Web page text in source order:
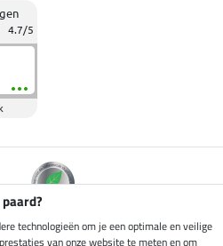
4.7/5
technologieën om je een optimale en veilige
van onze website te meten en om